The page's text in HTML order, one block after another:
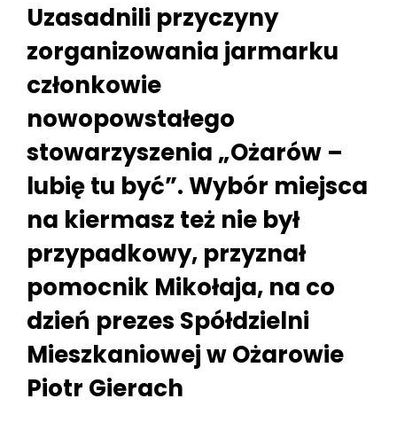
Uzasadnili przyczyny
zorganizowania jarmarku
członkowie
nowopowstałego
stowarzyszenia „Ożarów –
lubię tu być”. Wybór miejsca
na kiermasz też nie był
przypadkowy, przyznał
pomocnik Mikołaja, na co
dzień prezes Spółdzielni
Mieszkaniowej w Ożarowie
Piotr Gierach